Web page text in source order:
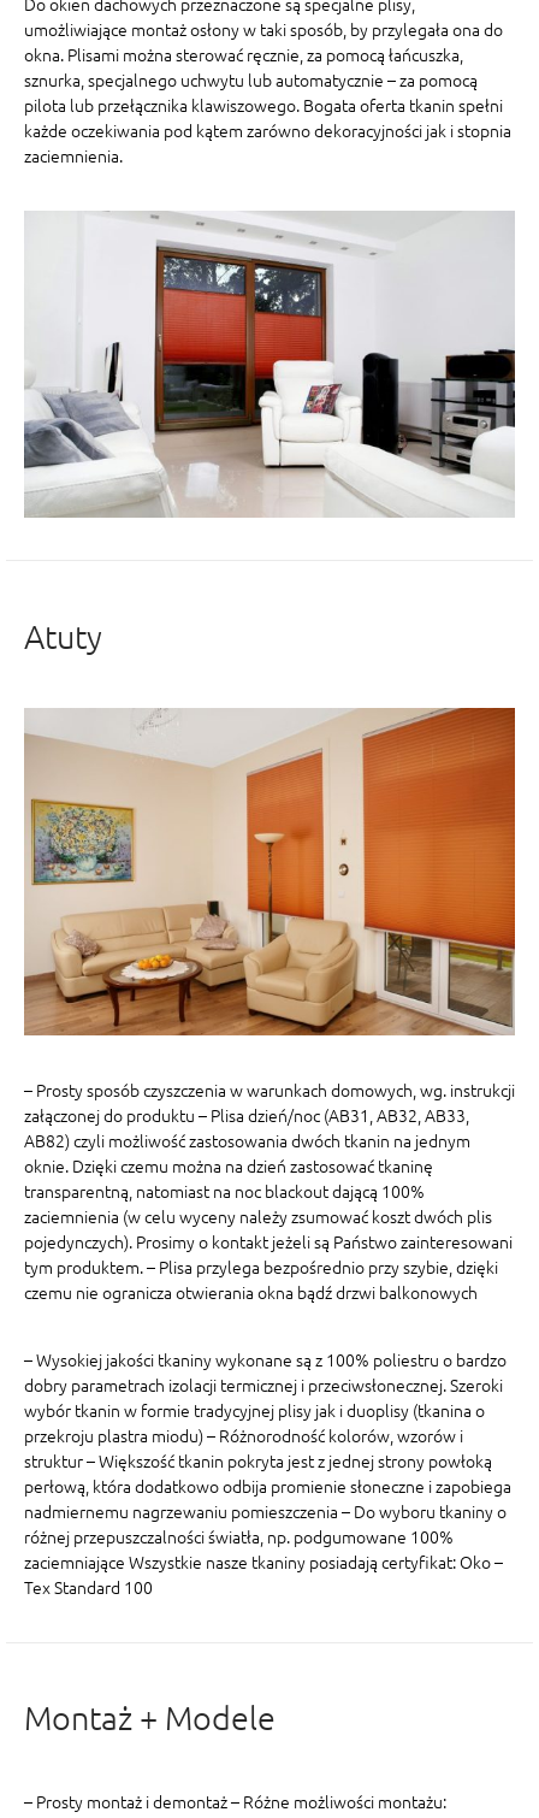
umożliwiające montaż osłony w taki sposób, by przylegała ona do
okna. Plisami można sterować ręcznie, za pomocą łańcuszka,
sznurka, specjalnego uchwytu lub automatycznie – za pomocą
pilota lub przełącznika klawiszowego. Bogata oferta tkanin spełni
każde oczekiwania pod kątem zarówno dekoracyjności jak i stopnia
zaciemnienia.
Atuty
– Prosty sposób czyszczenia w warunkach domowych, wg. instrukcji
załączonej do produktu – Plisa dzień/noc (AB31, AB32, AB33,
AB82) czyli możliwość zastosowania dwóch tkanin na jednym
oknie. Dzięki czemu można na dzień zastosować tkaninę
transparentną, natomiast na noc blackout dającą 100%
zaciemnienia (w celu wyceny należy zsumować koszt dwóch plis
pojedynczych). Prosimy o kontakt jeżeli są Państwo zainteresowani
tym produktem. – Plisa przylega bezpośrednio przy szybie, dzięki
czemu nie ogranicza otwierania okna bądź drzwi balkonowych
– Wysokiej jakości tkaniny wykonane są z 100% poliestru o bardzo
dobry parametrach izolacji termicznej i przeciwsłonecznej. Szeroki
wybór tkanin w formie tradycyjnej plisy jak i duoplisy (tkanina o
przekroju plastra miodu) – Różnorodność kolorów, wzorów i
struktur – Większość tkanin pokryta jest z jednej strony powłoką
perłową, która dodatkowo odbija promienie słoneczne i zapobiega
nadmiernemu nagrzewaniu pomieszczenia – Do wyboru tkaniny o
różnej przepuszczalności światła, np. podgumowane 100%
zaciemniające Wszystkie nasze tkaniny posiadają certyfikat: Oko –
Tex Standard 100
Montaż + Modele
– Prosty montaż i demontaż – Różne możliwości montażu: